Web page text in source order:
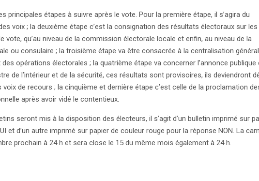
principales étapes à suivre après le vote. Pour la première étape, il s’agira du
voix ; la deuxième étape c’est la consignation des résultats électoraux sur
vote, qu’au niveau de la commission électorale locale et enfin, au niveau de la
ou consulaire ; la troisième étape va être consacrée à la centralisation
opérations électorales ; la quatrième étape va concerner l’annonce publique
de l’intérieur et de la sécurité, ces résultats sont provisoires, ils deviendront
voix de recours ; la cinquième et dernière étape c’est celle de la proclamation
après avoir vidé le contentieux.
seront mis à la disposition des électeurs, il s’agit d’un bulletin imprimé sur
et d’un autre imprimé sur papier de couleur rouge pour la réponse NON. La
prochain à 24 h et sera close le 15 du même mois également à 24 h.